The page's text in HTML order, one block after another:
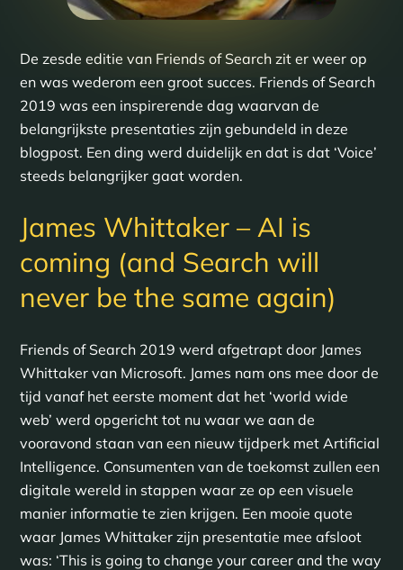
De zesde editie van Friends of Search zit er weer op
en was wederom een groot succes. Friends of Search
2019 was een inspirerende dag waarvan de
belangrijkste presentaties zijn gebundeld in deze
blogpost. Een ding werd duidelijk en dat is dat ‘Voice’
steeds belangrijker gaat worden.
James Whittaker – AI is
coming (and Search will
never be the same again)
Friends of Search 2019 werd afgetrapt door James
Whittaker van Microsoft. James nam ons mee door de
tijd vanaf het eerste moment dat het ‘world wide
web’ werd opgericht tot nu waar we aan de
vooravond staan van een nieuw tijdperk met Artificial
Intelligence. Consumenten van de toekomst zullen een
digitale wereld in stappen waar ze op een visuele
manier informatie te zien krijgen. Een mooie quote
waar James Whittaker zijn presentatie mee afsloot
was: ‘This is going to change your career and the way